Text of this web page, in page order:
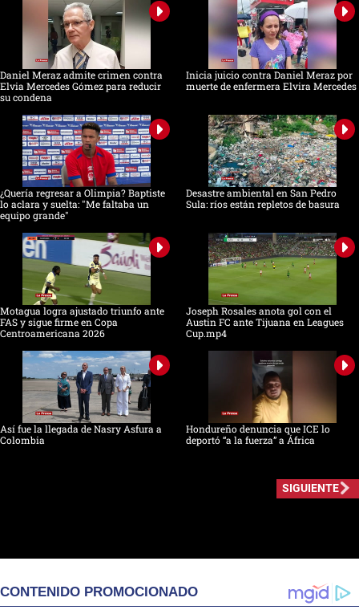
Daniel Meraz admite crimen contra
Elvia Mercedes Gómez para reducir
su condena
Inicia juicio contra Daniel Meraz por
muerte de enfermera Elvira Mercedes
¿Quería regresar a Olimpia? Baptiste
lo aclara y suelta: "Me faltaba un
equipo grande"
Desastre ambiental en San Pedro
Sula: ríos están repletos de basura
Motagua logra ajustado triunfo ante
FAS y sigue firme en Copa
Centroamericana 2026
Joseph Rosales anota gol con el
Austin FC ante Tijuana en Leagues
Cup.mp4
Así fue la llegada de Nasry Asfura a
Colombia
Hondureño denuncia que ICE lo
deportó “a la fuerza” a África
SIGUIENTE
CONTENIDO PROMOCIONADO